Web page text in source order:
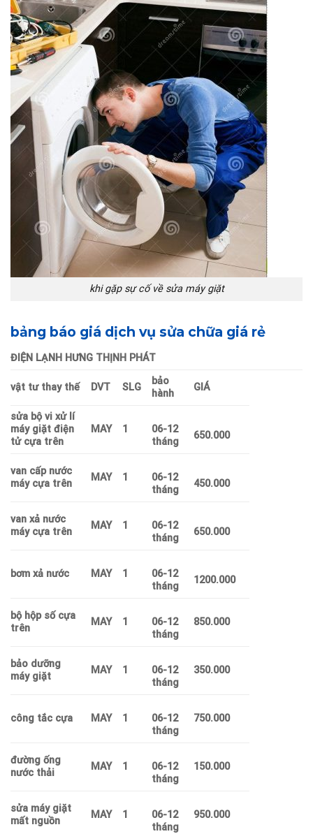
khi gặp sự cố về sửa máy giặt
bảng báo giá dịch vụ sửa chữa giá rẻ
ĐIỆN LẠNH HƯNG THỊNH PHÁT
vật tư thay thế DVT SLG
bảo
hành
GIÁ
sửa bộ vi xử lí
máy giặt điện
tử cựa trên
MAY 1
06-12
tháng
650.000
van cấp nước
máy cựa trên
MAY 1
06-12
tháng
450.000
van xả nước
máy cựa trên
MAY 1
06-12
tháng
650.000
bơm xả nước MAY 1
06-12
tháng
1200.000
bộ hộp số cựa
trên
MAY 1
06-12
tháng
850.000
bảo dưỡng
máy giặt
MAY 1
06-12
tháng
350.000
công tắc cựa MAY 1
06-12
tháng
750.000
đường ống
nước thải
MAY 1
06-12
tháng
150.000
sửa máy giặt
mất nguồn
MAY 1
06-12
tháng
950.000